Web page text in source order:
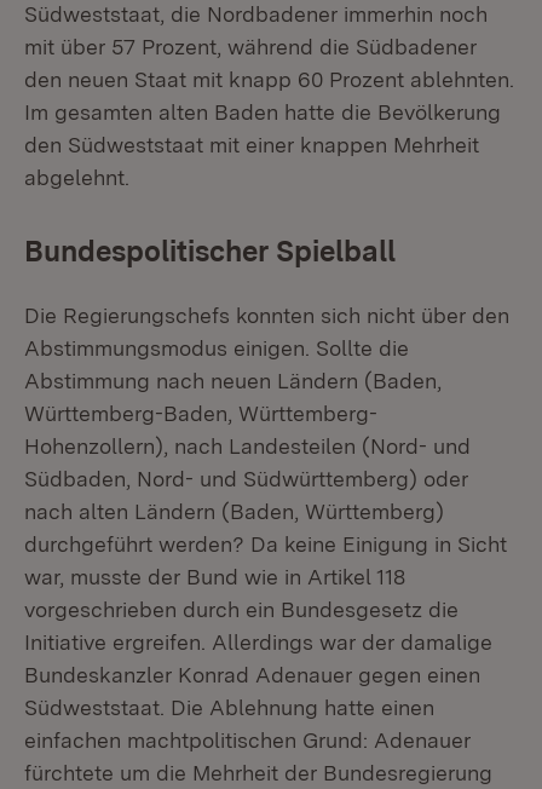
Südweststaat, die Nordbadener immerhin noch
mit über 57 Prozent, während die Südbadener
den neuen Staat mit knapp 60 Prozent ablehnten.
Im gesamten alten Baden hatte die Bevölkerung
den Südweststaat mit einer knappen Mehrheit
abgelehnt.
Bundespolitischer Spielball
Die Regierungschefs konnten sich nicht über den
Abstimmungsmodus einigen. Sollte die
Abstimmung nach neuen Ländern (Baden,
Württemberg-Baden, Württemberg-
Hohenzollern), nach Landesteilen (Nord- und
Südbaden, Nord- und Südwürttemberg) oder
nach alten Ländern (Baden, Württemberg)
durchgeführt werden? Da keine Einigung in Sicht
war, musste der Bund wie in Artikel 118
vorgeschrieben durch ein Bundesgesetz die
Initiative ergreifen. Allerdings war der damalige
Bundeskanzler Konrad Adenauer gegen einen
Südweststaat. Die Ablehnung hatte einen
einfachen machtpolitischen Grund: Adenauer
fürchtete um die Mehrheit der Bundesregierung